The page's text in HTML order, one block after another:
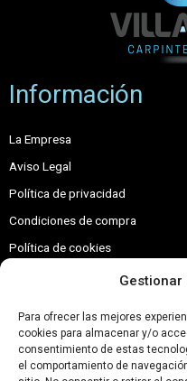
Para ofrecer las mejores
cookies para almacenar y/o
consentimiento de estas
el comportamiento de
Información
La Empresa
Aviso Legal
Política de privacidad
Condiciones de compra
Política de cookies
Contacto
Calle Afueras, s-n, 22231